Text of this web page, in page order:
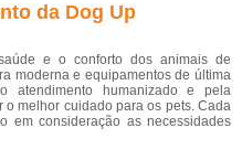
da Dog Up
e o conforto dos animais de
moderna e equipamentos de última
atendimento humanizado e pela
melhor cuidado para os pets. Cada
em consideração as necessidades